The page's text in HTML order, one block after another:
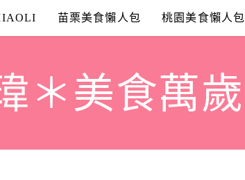
苗栗美食懶人包 桃園美食懶人包
＊美食萬歲